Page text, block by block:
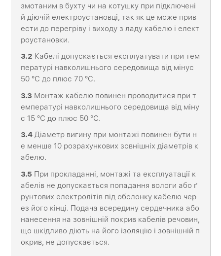
змотаним в бухту чи на котушку при підключені
й діючій електроустановці, так як це може прив
ести до перегріву і виходу з ладу кабелю і елект
роустановки.
3.2 Кабелі допускається експлуатувати при тем
пературі навколишнього середовища від мінус
50 °С до плюс 70 °С.
3.3 Монтаж кабелю повинен проводитися при т
емпературі навколишнього середовища від міну
с 15 °С до плюс 50 °С.
3.4 Діаметр вигину при монтажі повинен бути н
е менше 10 розрахункових зовнішніх діаметрів к
абелю.
3.5 При прокладанні, монтажі та експлуатації к
абелів не допускається попадання вологи або ґ
рунтових електролітів під оболонку кабелю чер
ез його кінці. Подача всередину сердечника або
нанесення на зовнішній покрив кабелів речовин,
що шкідливо діють на його ізоляцію і зовнішній п
окрив, не допускається.